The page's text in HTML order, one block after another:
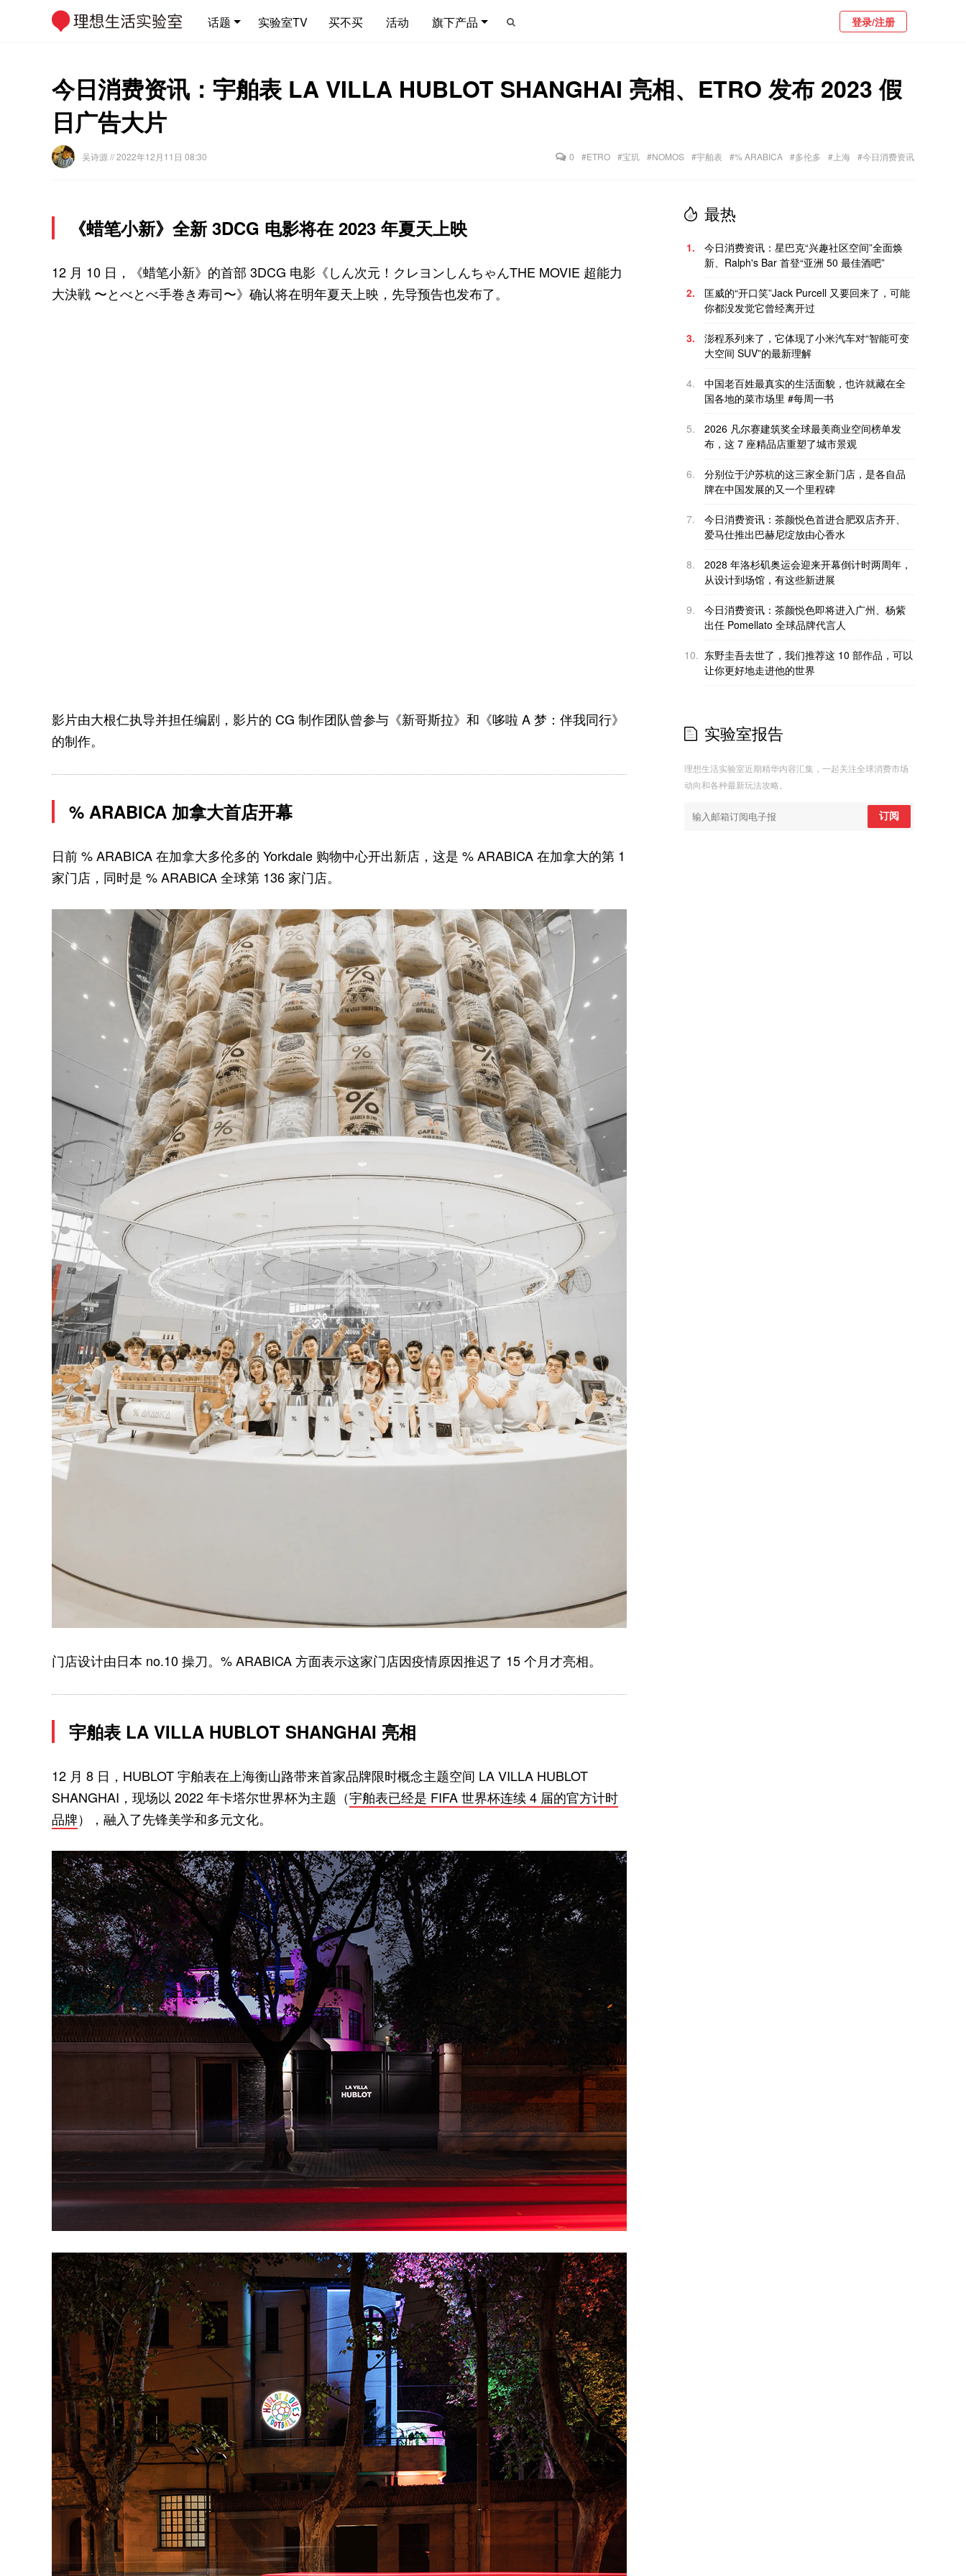
话题 实验室TV 买不买 活动 旗下产品 登录/注册
今日消费资讯：宇舶表 LA VILLA HUBLOT SHANGHAI 亮相、ETRO 发布 2023 假
日广告大片
吴诗源 // 2022年12月11日 08:30 0 #ETRO #宝玑 #NOMOS #宇舶表 #% ARABICA #多伦多 #上海 #今日消费资讯
《蜡笔小新》全新 3DCG 电影将在 2023 年夏天上映
12 月 10 日，《蜡笔小新》的首部 3DCG 电影《しん次元！クレヨンしんちゃんTHE MOVIE 超能力
大決戦 〜とべとべ手巻き寿司〜》确认将在明年夏天上映，先导预告也发布了。
影片由大根仁执导并担任编剧，影片的 CG 制作团队曾参与《新哥斯拉》和《哆啦 A 梦：伴我同行》
的制作。
% ARABICA 加拿大首店开幕
日前 % ARABICA 在加拿大多伦多的 Yorkdale 购物中心开出新店，这是 % ARABICA 在加拿大的第 1
家门店，同时是 % ARABICA 全球第 136 家门店。
门店设计由日本 no.10 操刀。% ARABICA 方面表示这家门店因疫情原因推迟了 15 个月才亮相。
宇舶表 LA VILLA HUBLOT SHANGHAI 亮相
12 月 8 日，HUBLOT 宇舶表在上海衡山路带来首家品牌限时概念主题空间 LA VILLA HUBLOT
SHANGHAI，现场以 2022 年卡塔尔世界杯为主题（宇舶表已经是 FIFA 世界杯连续 4 届的官方计时
品牌），融入了先锋美学和多元文化。
最热
1.
今日消费资讯：星巴克“兴趣社区空间”全面焕
新、Ralph's Bar 首登“亚洲 50 最佳酒吧”
2.
匡威的“开口笑”Jack Purcell 又要回来了，可能
你都没发觉它曾经离开过
3.
澎程系列来了，它体现了小米汽车对“智能可变
大空间 SUV”的最新理解
4.
中国老百姓最真实的生活面貌，也许就藏在全
国各地的菜市场里 #每周一书
5.
2026 凡尔赛建筑奖全球最美商业空间榜单发
布，这 7 座精品店重塑了城市景观
6.
分别位于沪苏杭的这三家全新门店，是各自品
牌在中国发展的又一个里程碑
7.
今日消费资讯：茶颜悦色首进合肥双店齐开、
爱马仕推出巴赫尼绽放由心香水
8.
2028 年洛杉矶奥运会迎来开幕倒计时两周年，
从设计到场馆，有这些新进展
9.
今日消费资讯：茶颜悦色即将进入广州、杨紫
出任 Pomellato 全球品牌代言人
10. 东野圭吾去世了，我们推荐这 10 部作品，可以
让你更好地走进他的世界
实验室报告
理想生活实验室近期精华内容汇集，一起关注全球消费市场
动向和各种最新玩法攻略。